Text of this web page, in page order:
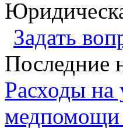
Задать
Последние
Расходы на
медпомощи